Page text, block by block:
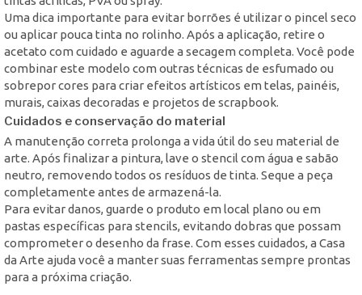
Uma dica importante para evitar borrões é utilizar o pincel seco
ou aplicar pouca tinta no rolinho. Após a aplicação, retire o
acetato com cuidado e aguarde a secagem completa. Você pode
combinar este modelo com outras técnicas de esfumado ou
sobrepor cores para criar efeitos artísticos em telas, painéis,
murais, caixas decoradas e projetos de scrapbook.
Cuidados e conservação do material
A manutenção correta prolonga a vida útil do seu material de
arte. Após finalizar a pintura, lave o stencil com água e sabão
neutro, removendo todos os resíduos de tinta. Seque a peça
completamente antes de armazená-la.
Para evitar danos, guarde o produto em local plano ou em
pastas específicas para stencils, evitando dobras que possam
comprometer o desenho da frase. Com esses cuidados, a Casa
da Arte ajuda você a manter suas ferramentas sempre prontas
para a próxima criação.